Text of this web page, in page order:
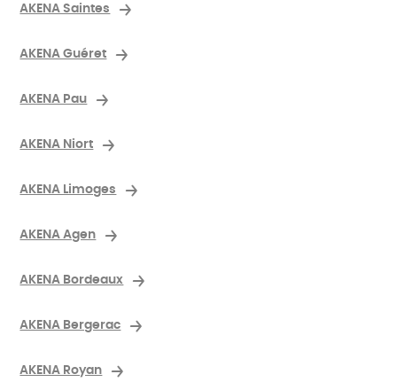
AKENA Saintes
AKENA Guéret
AKENA Pau
AKENA Niort
AKENA Limoges
AKENA Agen
AKENA Bordeaux
AKENA Bergerac
AKENA Royan